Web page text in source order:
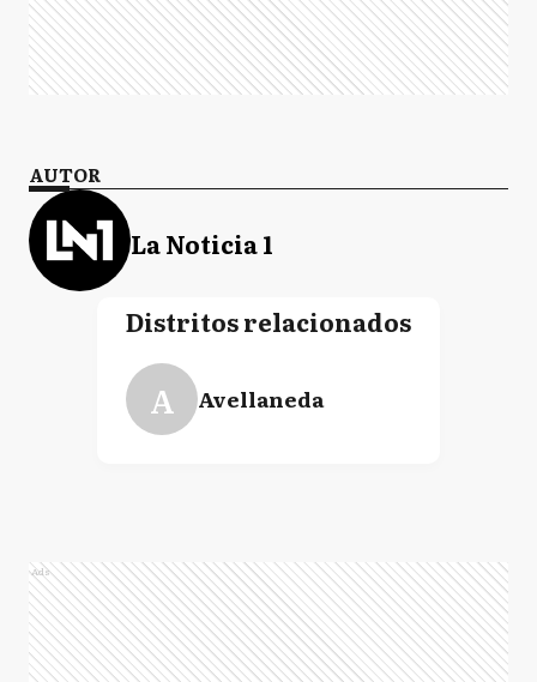
AUTOR
La Noticia 1
Distritos relacionados
A Avellaneda
Ads